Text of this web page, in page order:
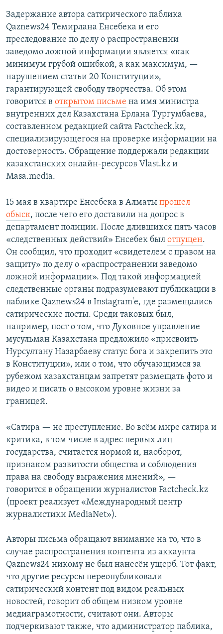
Задержание автора сатирического паблика
Qaznews24 Темирлана Енсебека и его
преследование по делу о распространении
заведомо ложной информации является «как
минимум грубой ошибкой, а как максимум, —
нарушением статьи 20 Конституции»,
гарантирующей свободу творчества. Об этом
говорится в открытом письме на имя министра
внутренних дел Казахстана Ерлана Тургумбаева,
составленном редакцией сайта Factcheck.kz,
специализирующегося на проверке информации на
достоверность. Обращение поддержали редакции
казахстанских онлайн-ресурсов Vlast.kz и
Masa.media.
15 мая в квартире Енсебека в Алматы прошел
обыск, после чего его доставили на допрос в
департамент полиции. После длившихся пять часов
«следственных действий» Енсебек был отпущен.
Он сообщил, что проходит «свидетелем с правом на
защиту» по делу о «распространении заведомо
ложной информации». Под такой информацией
следственные органы подразумевают публикации в
паблике Qaznews24 в Instagram'е, где размещались
сатирические посты. Среди таковых был,
например, пост о том, что Духовное управление
мусульман Казахстана предложило «присвоить
Нурсултану Назарбаеву статус бога и закрепить это
в Конституции», или о том, что обучающимся за
рубежом казахстанцам запретят размещать фото и
видео и писать о высоком уровне жизни за
границей.
«Сатира — не преступление. Во всём мире сатира и
критика, в том числе в адрес первых лиц
государства, считается нормой и, наоборот,
признаком развитости общества и соблюдения
права на свободу выражения мнений», —
говорится в обращении журналистов Factcheck.kz
(проект реализует «Международный центр
журналистики MediaNet»).
Авторы письма обращают внимание на то, что в
случае распространения контента из аккаунта
Qaznews24 никому не был нанесён ущерб. Тот факт,
что другие ресурсы переопубликовали
сатирический контент под видом реальных
новостей, говорит об общем низком уровне
медиаграмотности, считают они. Авторы
подчеркивают также, что администратор паблика,